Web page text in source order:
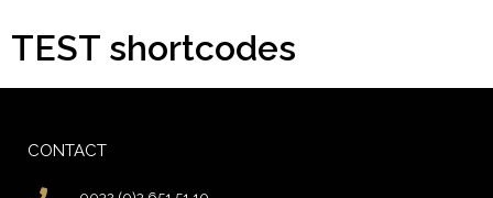
TEST shortcodes
CONTACT